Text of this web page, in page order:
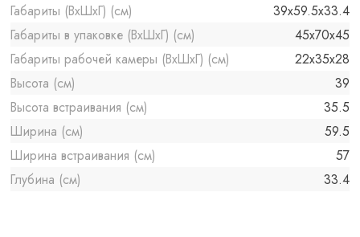
Габариты (ВхШхГ) (см)
39x59.5x33.4
Габариты в упаковке (ВхШхГ) (см)
45x70x45
Габариты рабочей камеры (ВxШxГ) (см)
22x35x28
Высота (см)
39
Высота встраивания (см)
35.5
Ширина (см)
59.5
Ширина встраивания (см)
57
Глубина (см)
33.4